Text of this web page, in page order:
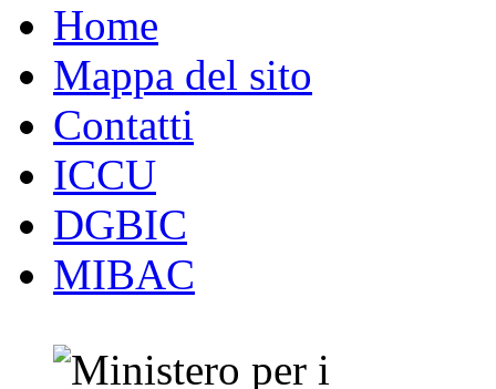
Home
Mappa del sito
Contatti
ICCU
DGBIC
MIBAC